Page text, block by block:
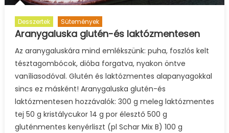
Desszertek Sütemények
Aranygaluska glutén-és laktózmentesen
Az aranygaluskára mind emlékszünk: puha, foszlós kelt
tésztagombócok, dióba forgatva, nyakon öntve
vaníliasodóval. Glutén és laktózmentes alapanyagokkal
sincs ez másként! Aranygaluska glutén-és
laktózmentesen hozzávalók: 300 g meleg laktózmentes
tej 50 g kristálycukor 14 g por élesztő 500 g
gluténmentes kenyérliszt (pl Schar Mix B) 100 g